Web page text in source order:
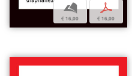
b
€ 16,00
p
€ 16,00